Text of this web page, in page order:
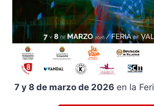
7 y 8 de marzo de 2026en la